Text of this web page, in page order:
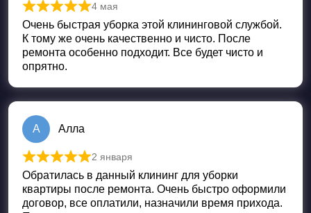
Оценка
4 мая
Очень быстрая уборка этой клининговой службой.
К тому же очень качественно и чисто. После
ремонта особенно подходит. Все будет чисто и
опрятно.
А Алла
Оценка из 5
2 января
Обратилась в данный клининг для уборки
квартиры после ремонта. Очень быстро оформили
договор, все оплатили, назначили время прихода.